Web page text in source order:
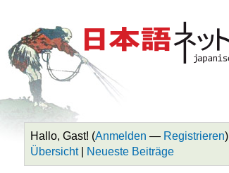
Hallo, Gast! (Anmelden — Registrieren)
Übersicht| Neueste Beiträge